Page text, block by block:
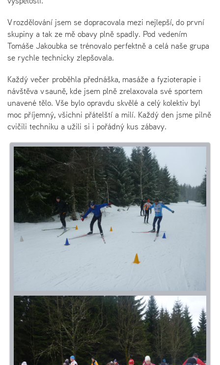
V rozdělování jsem se dopracovala mezi nejlepší, do první
skupiny a tak ze mě obavy plně spadly. Pod vedením
Tomáše Jakoubka se trénovalo perfektně a celá naše grupa
se rychle technicky zlepšovala.
Každý večer proběhla přednáška, masáže a fyzioterapie i
návštěva v sauně, kde jsem plně zrelaxovala své sportem
unavené tělo. Vše bylo opravdu skvělé a celý kolektiv byl
moc příjemný, všichni přátelští a milí. Každý den jsme pilně
cvičili techniku a užili si i pořádný kus zábavy.